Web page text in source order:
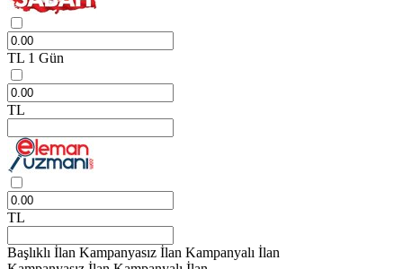
TL 1 Gün
TL
TL
Başlıklı İlan Kampanyasız İlan Kampanyalı İlan